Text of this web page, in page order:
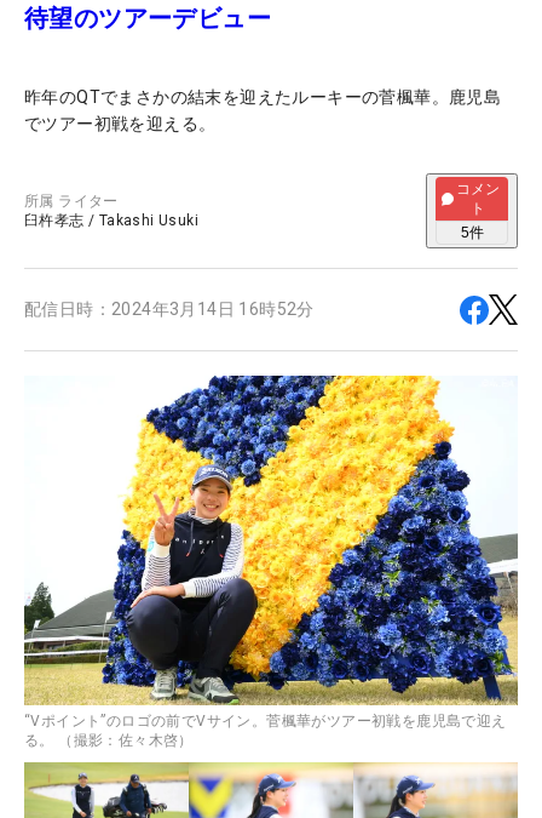
待望のツアーデビュー
昨年のQTでまさかの結末を迎えたルーキーの菅楓華。鹿児島
でツアー初戦を迎える。
所属 ライター
臼杵孝志 / Takashi Usuki
コメン
ト
5件
配信日時： 2024年3月14日 16時52分
“Vポイント”のロゴの前でVサイン。菅楓華がツアー初戦を鹿児島で迎え
る。 （撮影：佐々木啓）